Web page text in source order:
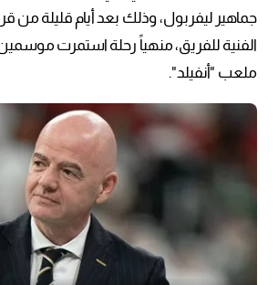
جماهير ليفربول، وذلك بعد أيام قليلة من
الفنية للفريق، منهياً رحلة استمرت
ملعب "أنفيلد".